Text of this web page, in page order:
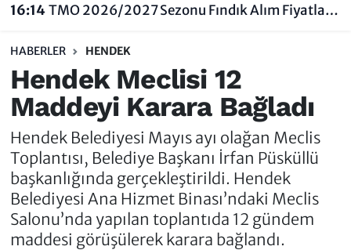
16:14TMO 2026/2027 Sezonu Fındık Alım Fiyatlarını Açıkladı
HABERLER HENDEK
Hendek Meclisi 12
Maddeyi Karara Bağladı
Hendek Belediyesi Mayıs ayı olağan Meclis
Toplantısı, Belediye Başkanı İrfan Püsküllü
başkanlığında gerçekleştirildi. Hendek
Belediyesi Ana Hizmet Binası’ndaki Meclis
Salonu’nda yapılan toplantıda 12 gündem
maddesi görüşülerek karara bağlandı.
Nöbetçi Eczaneler
Vefat Edenler
Hakkında
Hendek Haber Reklam Servisi
Künye
İletişim
Sakarya Trafik Yoğunluk Haritası
Tüm Manşetler
Son Dakika Haberleri
Haber Arşivi